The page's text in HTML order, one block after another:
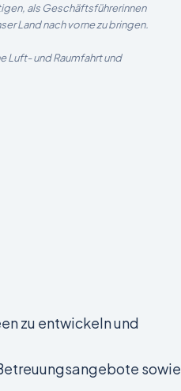
als Geschäftsführerinnen
Land nach vorne zu bringen.
Luft- und Raumfahrt und
zu entwickeln und
sowie